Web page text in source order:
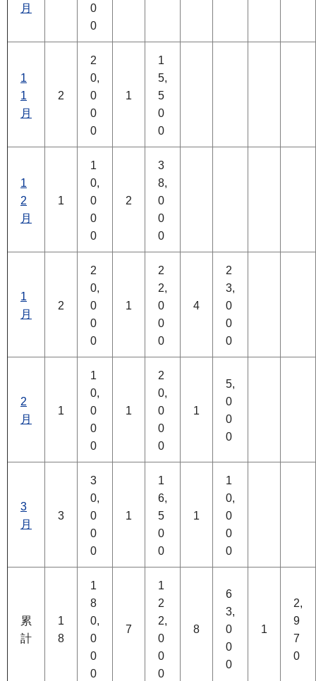
月
0
0
1
1
月
2
2
0,
0
0
0
1
1
5,
5
0
0
1
2
月
1
1
0,
0
0
0
2
3
8,
0
0
0
1
月
2
2
0,
0
0
0
1
2
2,
0
0
0
4
2
3,
0
0
0
2
月
1
1
0,
0
0
0
1
2
0,
0
0
0
1
5,
0
0
0
3
月
3
3
0,
0
0
0
1
1
6,
5
0
0
1
1
0,
0
0
0
累
計
1
8
1
8
0,
0
0
0
7
1
2
2,
0
0
0
8
6
3,
0
0
0
1
2,
9
7
0